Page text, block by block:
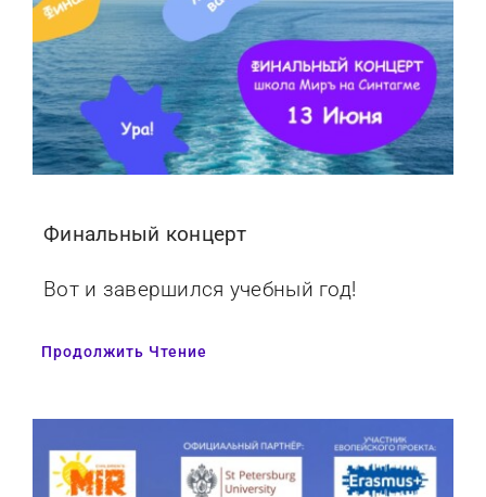
Финальный концерт
Вот и завершился учебный год!
Продолжить Чтение